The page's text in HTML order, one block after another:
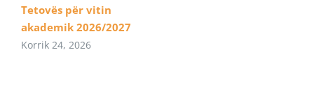
Tetovës për vitin
akademik 2026/2027
Korrik 24, 2026